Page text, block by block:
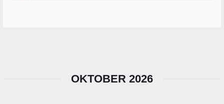
OKTOBER 2026